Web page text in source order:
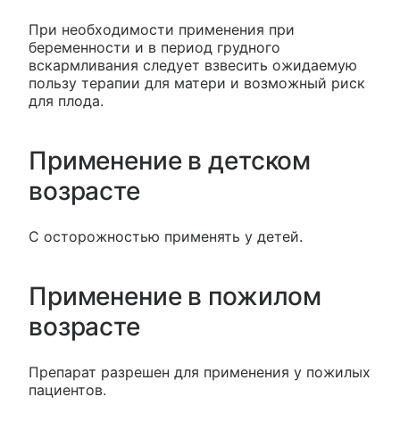
При необходимости применения при
беременности и в период грудного
вскармливания следует взвесить ожидаемую
пользу терапии для матери и возможный риск
для плода.
Применение в детском
возрасте
С осторожностью применять у детей.
Применение в пожилом
возрасте
Препарат разрешен для применения у пожилых
пациентов.